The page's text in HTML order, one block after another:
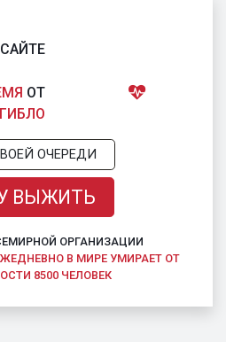
ОТ
ОЧЕРЕДИ
ВЫЖИТЬ
ОРГАНИЗАЦИИ
В МИРЕ УМИРАЕТ ОТ
8500 ЧЕЛОВЕК